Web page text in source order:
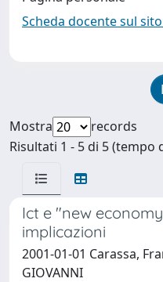
Scheda docente sul
Mostra
records
Risultati 1 - 5 di 5 (tempo
Ict e "new
implicazioni
2001-01-01 Carassa,
GIOVANNI